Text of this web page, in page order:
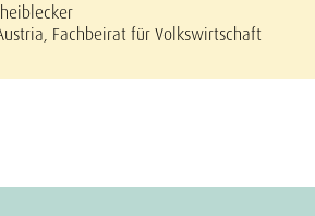
Fachbeirat für Volkswirtschaft